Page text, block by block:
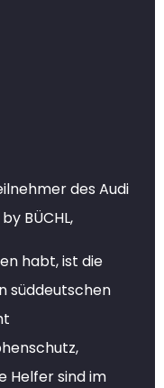
des Audi
BÜCHL,
habt, ist die
süddeutschen
Helfer sind im